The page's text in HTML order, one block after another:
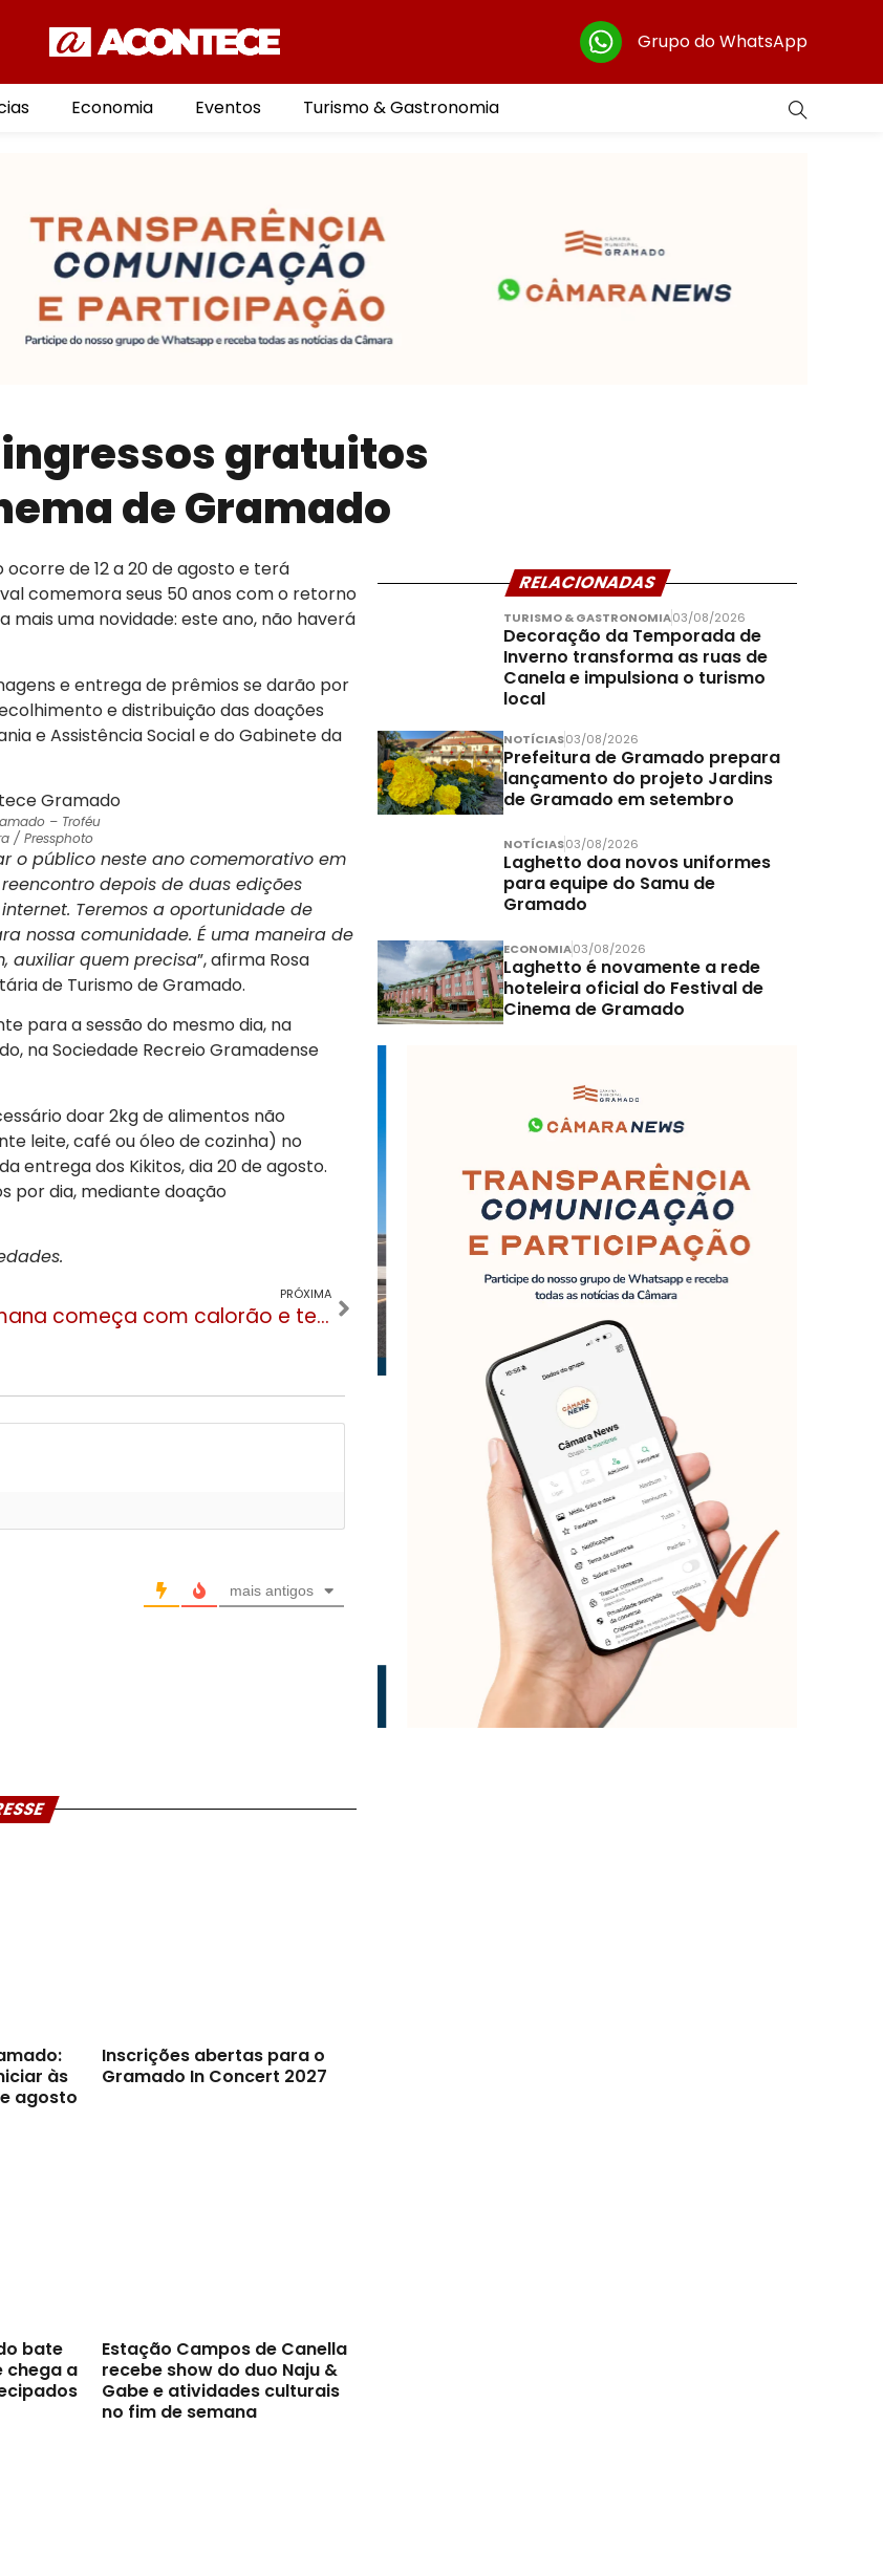
Grupo do WhatsApp
Economia Eventos Turismo & Gastronomia
gratuitos
de Gramado
de 12 a 20 de agosto e terá
comemora seus 50 anos com o retorno
uma novidade: este ano, não haverá
e entrega de prêmios se darão por
e distribuição das doações
e Assistência Social e do Gabinete da
– Troféu
/ Pressphoto
o público neste ano comemorativo em
depois de duas edições
Teremos a oportunidade de
nossa comunidade. É uma maneira de
auxiliar quem precisa”, afirma Rosa
de Turismo de Gramado.
para a sessão do mesmo dia, na
na Sociedade Recreio Gramadense
doar 2kg de alimentos não
leite, café ou óleo de cozinha) no
entrega dos Kikitos, dia 20 de agosto.
por dia, mediante doação
PRÓXIMA
Semana começa com calorão e termina com frio e geada
mais antigos
às
agosto
Inscrições abertas para o
Gramado In Concert 2027
bate
chega a
Estação Campos de Canella
recebe show do duo Naju &
Gabe e atividades culturais
no fim de semana
RELACIONADAS
TURISMO & GASTRONOMIA03/08/2026
Decoração da Temporada de
Inverno transforma as ruas de
Canela e impulsiona o turismo
local
NOTÍCIAS03/08/2026
Prefeitura de Gramado prepara
lançamento do projeto Jardins
de Gramado em setembro
NOTÍCIAS03/08/2026
Laghetto doa novos uniformes
para equipe do Samu de
Gramado
ECONOMIA03/08/2026
Laghetto é novamente a rede
hoteleira oficial do Festival de
Cinema de Gramado